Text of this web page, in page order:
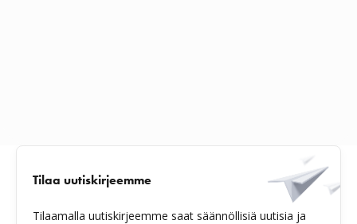
Tilaa uutiskirjeemme
Tilaamalla uutiskirjeemme saat säännöllisiä uutisia ja